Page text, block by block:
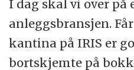
I dag skal vi over på
anleggsbransjen.
kantina på IRIS er
bortskjemte på